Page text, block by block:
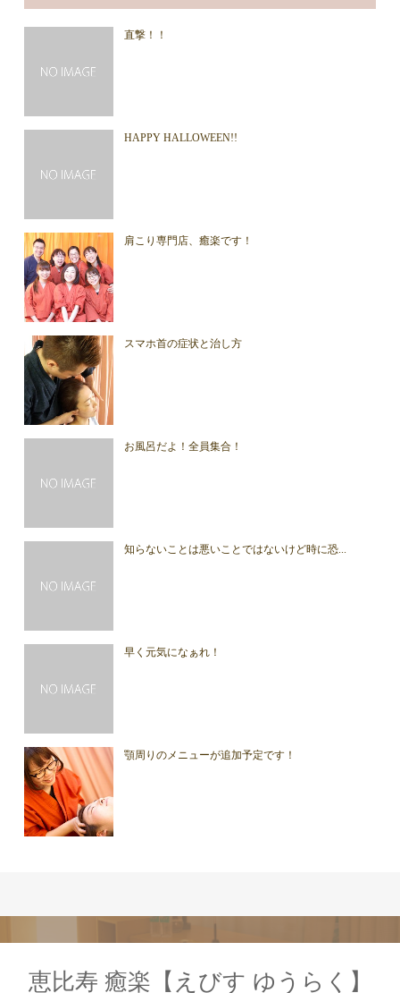
直撃！！
HAPPY HALLOWEEN!!
肩こり専門店、癒楽です！
スマホ首の症状と治し方
お風呂だよ！全員集合！
知らないことは悪いことではないけど時に恐...
早く元気になぁれ！
顎周りのメニューが追加予定です！
恵比寿 癒楽【えびす ゆうらく】